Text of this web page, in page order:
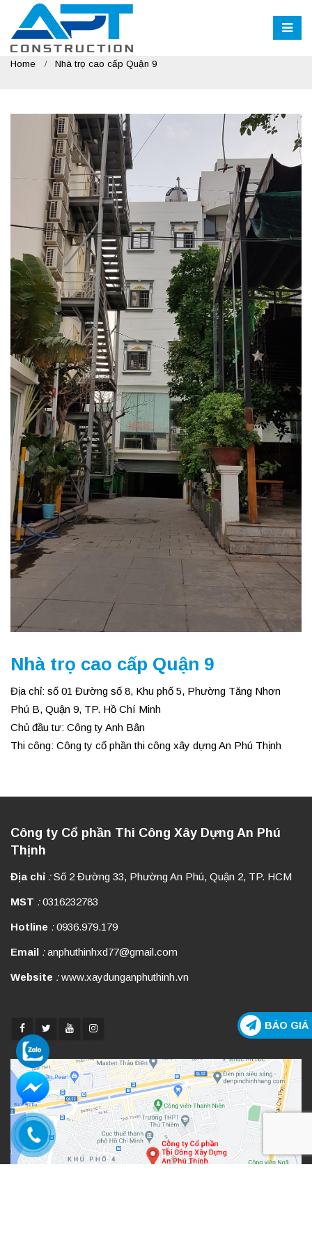
Home Nhà trọ cao cấp Quận 9
Nhà trọ cao cấp Quận 9
Địa chỉ: số 01 Đường số 8, Khu phố 5, Phường Tăng Nhơn
Phú B, Quận 9, TP. Hồ Chí Minh
Chủ đầu tư: Công ty Anh Bân
Thi công: Công ty cổ phần thi công xây dựng An Phú Thịnh
Công ty Cổ phần Thi Công Xây Dựng An Phú
Thịnh
Địa chỉ :Số 2 Đường 33, Phường An Phú, Quận 2, TP. HCM
MST :0316232783
Hotline : 0936.979.179
Email :anphuthinhxd77@gmail.com
Website :www.xaydunganphuthinh.vn
BÁO GIÁ